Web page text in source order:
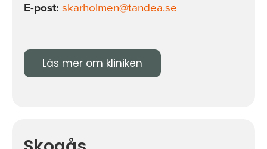
E-post: skarholmen@tandea.se
Läs mer om kliniken